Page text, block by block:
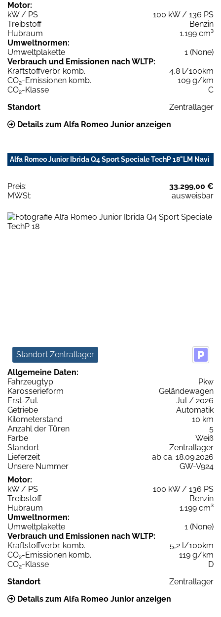
Motor:
kW / PS
100 kW / 136 PS
Treibstoff
Benzin
Hubraum
1.199 cm³
Umweltnormen:
Umweltplakette
1 (None)
Verbrauch und Emissionen nach WLTP:
Kraftstoffverbr. komb.
4,8 l/100km
CO2-Emissionen komb.
109 g/km
CO2-Klasse
C
Standort
Zentrallager
Details zum Alfa Romeo Junior anzeigen
Alfa Romeo Junior Ibrida Q4 Sport Speciale TechP 18"LM Navi
Preis:
33.299,00 €
MWSt:
ausweisbar
Standort Zentrallager
Allgemeine Daten:
Fahrzeugtyp
Pkw
Karosserieform
Geländewagen
Erst-Zul.
Jul / 2026
Getriebe
Automatik
Kilometerstand
10 km
Anzahl der Türen
5
Farbe
Weiß
Standort
Zentrallager
Lieferzeit
ab ca. 18.09.2026
Unsere Nummer
GW-V924
Motor:
kW / PS
100 kW / 136 PS
Treibstoff
Benzin
Hubraum
1.199 cm³
Umweltnormen:
Umweltplakette
1 (None)
Verbrauch und Emissionen nach WLTP:
Kraftstoffverbr. komb.
5,2 l/100km
CO2-Emissionen komb.
119 g/km
CO2-Klasse
D
Standort
Zentrallager
Details zum Alfa Romeo Junior anzeigen